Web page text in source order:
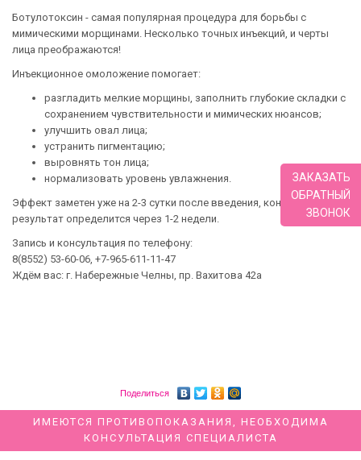
Ботулотоксин - самая популярная процедура для борьбы с
мимическими морщинами. Несколько точных инъекций, и черты
лица преображаются!
Инъекционное омоложение помогает:
разгладить мелкие морщины, заполнить глубокие складки с
сохранением чувствительности и мимических нюансов;
улучшить овал лица;
устранить пигментацию;
выровнять тон лица;
нормализовать уровень увлажнения.
Эффект заметен уже на 2-3 сутки после введения, конечный
результат определится через 1-2 недели.
Запись и консультация по телефону:
8(8552) 53-60-06, +7-965-611-11-47
Ждём вас: г. Набережные Челны, пр. Вахитова 42а
Поделиться
ИМЕЮТСЯ ПРОТИВОПОКАЗАНИЯ, НЕОБХОДИМА
КОНСУЛЬТАЦИЯ СПЕЦИАЛИСТА
ЗАКАЗАТЬ
ОБРАТНЫЙ
ЗВОНОК